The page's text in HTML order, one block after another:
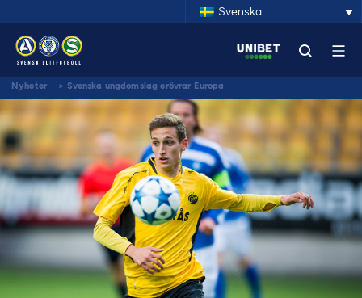
Svenska
Nyheter > Svenska ungdomslag erövrar Europa